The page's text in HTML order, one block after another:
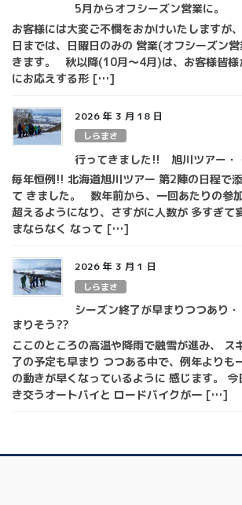
5月からオフシーズン営業に。
お客様には大変ご不憫をおかけいたしますが
日までは、日曜日のみの 営業(オフシーズン
きます。 秋以降(10月～4月)は、お客様皆様
にお応えする形 […]
2026 年 3 月 18 日
しらまさ
行ってきました!! 旭川ツアー・
毎年恒例!! 北海道旭川ツアー 第2陣の日程で
て きました。 数年前から、一回あたりの参
超えるようになり、さすがに人数が 多すぎて
まならなく なって […]
2026 年 3 月 1 日
しらまさ
シーズン終了が早まりつつあり
まりそう??
ここのところの高温や降雨で融雪が進み、 ス
了の予定も早まり つつある中で、例年よりも
の動きが早くなっているように 感じます。
き交うオートバイと ロードバイクが一 […]